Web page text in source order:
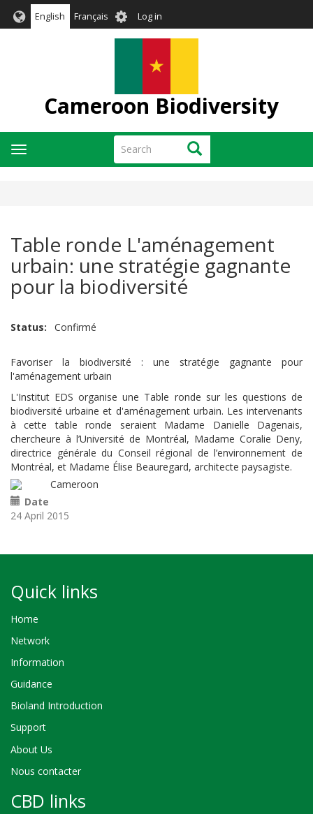
English Français User
account
Log in
Cameroon Biodiversity
Search Search
Toggle
navigation
Table ronde L'aménagement
urbain: une stratégie gagnante
pour la biodiversité
Status Confirmé
Favoriser la biodiversité : une stratégie gagnante pour
l'aménagement urbain
L'Institut EDS organise une Table ronde sur les questions de
biodiversité urbaine et d'aménagement urbain. Les intervenants
à cette table ronde seraient Madame Danielle Dagenais,
chercheure à l’Université de Montréal, Madame Coralie Deny,
directrice générale du Conseil régional de l’environnement de
Montréal, et Madame Élise Beauregard, architecte paysagiste.
Cameroon
Date
24 April 2015
Quick links
Home
Network
Information
Guidance
Bioland Introduction
Support
About Us
Nous contacter
CBD links